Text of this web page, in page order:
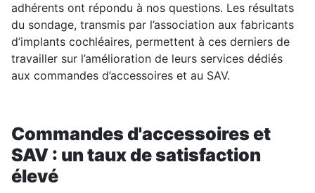
adhérents ont répondu à nos questions. Les résultats
du sondage, transmis par l’association aux fabricants
d’implants cochléaires, permettent à ces derniers de
travailler sur l’amélioration de leurs services dédiés
aux commandes d’accessoires et au SAV.
Commandesd'accessoires et
SAV : un taux de satisfaction
élevé